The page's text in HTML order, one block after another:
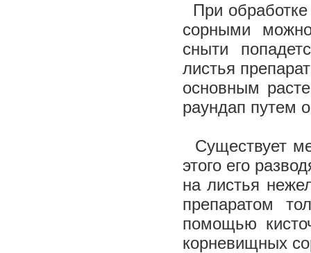
При обработке
сорными
сныти
листья
основным
раундап путем
Существует
этого его
на листья
препаратом
помощью
корневищных